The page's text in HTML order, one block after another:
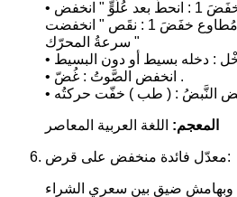
• انخفض الشَّيءُ : مُطاوع خفَضَ 1 : انحطّ بعد عُلُوٍّ " انخفض
شأنُه ". • انخفض السِّعْرُ : مُطاوع خفَضَ 1 : نقَص " انخفضت
سرعةُ المحرّك "
• انخفض الصَّوتُ : غُضّ .
المعجم: اللغة العربية المعاصر
معدّل فائدة منخفض على قرض:
وبهامش ضيق بين سعري الشراء